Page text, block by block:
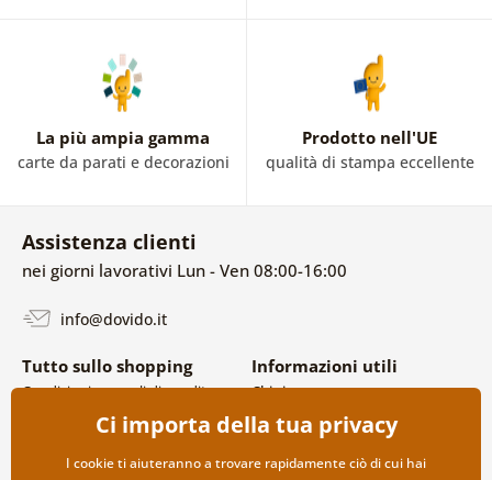
La più ampia gamma
carte da parati e decorazioni
Prodotto nell'UE
qualità di stampa eccellente
Assistenza clienti
nei giorni lavorativi Lun - Ven 08:00-16:00
info@dovido.it
Tutto sullo shopping
Condizioni generali di vendita e
Politica sulla privacy
Opzioni di spedizione e
Informazioni utili
Chi siamo
FAQ
Contatti
Collaborazione all’ingrosso
Ci importa della tua privacy
I cookie ti aiuteranno a trovare rapidamente ciò di cui hai